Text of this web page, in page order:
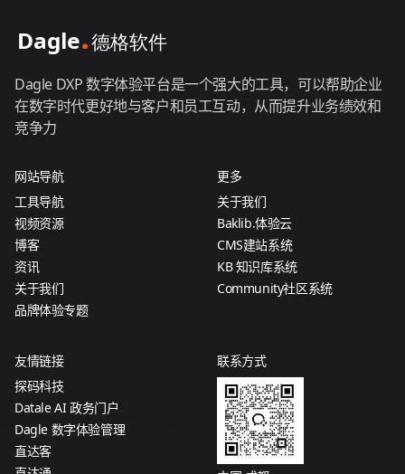
Dagle DXP 数字体验平台是一个强大的工具，可以帮助企业
在数字时代更好地与客户和员工互动，从而提升业务绩效和
竞争力
网站导航
工具导航
视频资源
博客
资讯
关于我们
品牌体验专题
更多
关于我们
Baklib.体验云
CMS建站系统
KB 知识库系统
Community社区系统
友情链接
探码科技
Datale AI 政务门户
Dagle 数字体验管理
直达客
联系方式